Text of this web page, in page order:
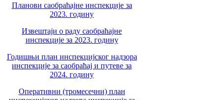
Планови саобраћајне инспекције за
2023. годину
Извештаји о раду саобраћајне
инспекције за 2023. годину
Годишњи план инспекцијског надзора
инспекције за саобраћај и путеве за
2024. годину
Оперативни (тромесечни) план